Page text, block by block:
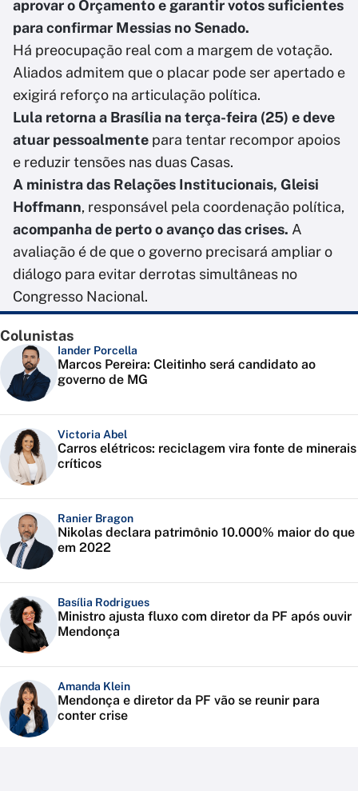
aprovar o Orçamento e garantir votos suficientes
para confirmar Messias no Senado.
Há preocupação real com a margem de votação.
Aliados admitem que o placar pode ser apertado e
exigirá reforço na articulação política.
Lula retorna a Brasília na terça-feira (25) e deve
atuar pessoalmente para tentar recompor apoios
e reduzir tensões nas duas Casas.
A ministra das Relações Institucionais, Gleisi
Hoffmann, responsável pela coordenação política,
acompanha de perto o avanço das crises. A
avaliação é de que o governo precisará ampliar o
diálogo para evitar derrotas simultâneas no
Congresso Nacional.
Colunistas
Iander Porcella
Marcos Pereira: Cleitinho será candidato ao
governo de MG
Victoria Abel
Carros elétricos: reciclagem vira fonte de minerais
críticos
Ranier Bragon
Nikolas declara patrimônio 10.000% maior do que
em 2022
Basília Rodrigues
Ministro ajusta fluxo com diretor da PF após ouvir
Mendonça
Amanda Klein
Mendonça e diretor da PF vão se reunir para
conter crise